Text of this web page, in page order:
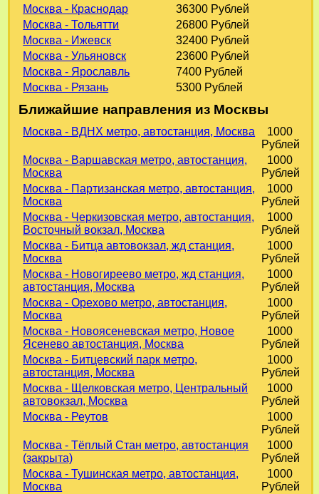
Москва - Краснодар
36300 Рублей
Москва - Тольятти
26800 Рублей
Москва - Ижевск
32400 Рублей
Москва - Ульяновск
23600 Рублей
Москва - Ярославль
7400 Рублей
Москва - Рязань
5300 Рублей
Ближайшие направления из Москвы
Москва - ВДНХ метро, автостанция, Москва
1000
Рублей
Москва - Варшавская метро, автостанция,
Москва
1000
Рублей
Москва - Партизанская метро, автостанция,
Москва
1000
Рублей
Москва - Черкизовская метро, автостанция,
Восточный вокзал, Москва
1000
Рублей
Москва - Битца автовокзал, жд станция,
Москва
1000
Рублей
Москва - Новогиреево метро, жд станция,
автостанция, Москва
1000
Рублей
Москва - Орехово метро, автостанция,
Москва
1000
Рублей
Москва - Новоясеневская метро, Новое
Ясенево автостанция, Москва
1000
Рублей
Москва - Битцевский парк метро,
автостанция, Москва
1000
Рублей
Москва - Щелковская метро, Центральный
автовокзал, Москва
1000
Рублей
Москва - Реутов
1000
Рублей
Москва - Тёплый Стан метро, автостанция
(закрыта)
1000
Рублей
Москва - Тушинская метро, автостанция,
Москва
1000
Рублей